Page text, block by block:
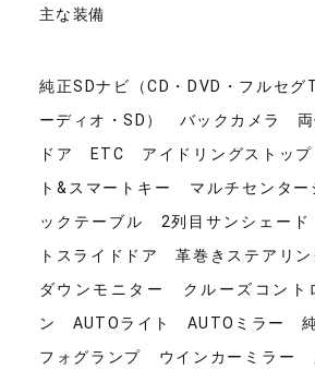
主な装備
純正SDナビ（CD・DVD・フルセ
ーディオ・SD） バックカメラ 両
ドア ETC アイドリングストッ
ト&スマートキー マルチセンタ
ックテーブル 2列目サンシェー
トスライドドア 革巻きステアリ
ダウンモニター クルーズコン
ン AUTOライト AUTOミラー
フォグランプ ウインカーミラー